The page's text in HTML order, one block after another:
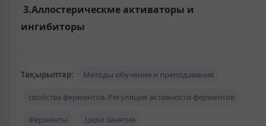
3.Аллостерическме активаторы и
ингибиторы
Тақырыптар: Методы обучения и преподавания
свойства ферментов. Регуляция активности ферментов
Ферменты Цели занятия